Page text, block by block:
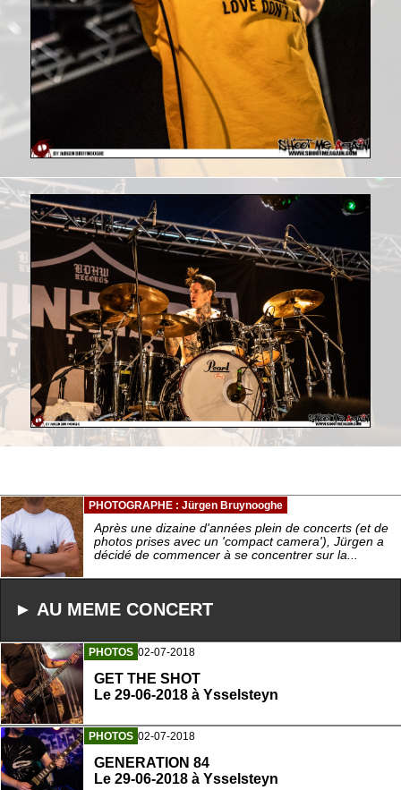
PHOTOGRAPHE : Jürgen Bruynooghe
Après une dizaine d'années plein de concerts (et de
photos prises avec un 'compact camera'), Jürgen a
décidé de commencer à se concentrer sur la...
► AU MEME CONCERT
PHOTOS 02-07-2018
GET THE SHOT
Le 29-06-2018 à Ysselsteyn
PHOTOS 02-07-2018
GENERATION 84
Le 29-06-2018 à Ysselsteyn